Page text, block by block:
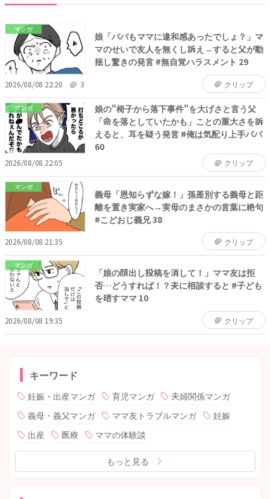
マンガ
娘「パパもママに違和感あったでしょ？」マ
マのせいで友人を無くし訴え→すると父が動
揺し驚きの発言 #無自覚ハラスメント 29
2026/08/08 22:20 3 クリップ
マンガ
娘の"椅子から落下事件"を大げさと言う父
「命を落としていたかも」ことの重大さを訴
えると、耳を疑う発言 #俺は気配り上手パパ
60
2026/08/08 22:05 クリップ
マンガ
義母「恩知らずな嫁！」孫差別する義母と距
離を置き実家へ→実母のまさかの言葉に絶句
#こどおじ義兄 38
2026/08/08 21:35 クリップ
マンガ
「娘の顔出し投稿を消して！」ママ友は拒
否…どうすれば！？夫に相談すると #子ども
を晒すママ 10
2026/08/08 19:35 クリップ
キーワード
妊娠・出産マンガ 育児マンガ
夫婦関係マンガ
義母・義父マンガ
ママ友トラブルマンガ
妊娠
出産
医療 ママの体験談
もっと見る